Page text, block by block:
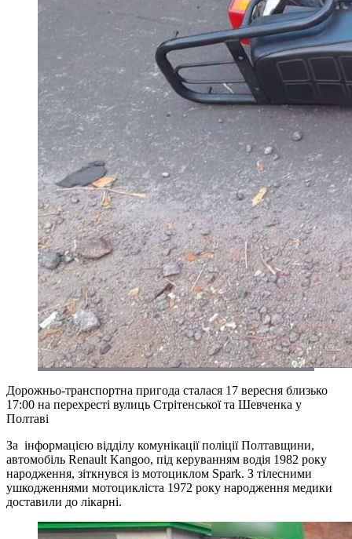
Дорожньо-транспортна пригода сталася 17 вересня близько
17:00 на перехресті вулиць Стрітенської та Шевченка у
Полтаві
За інформацією відділу комунікації поліції Полтавщини,
автомобіль Renault Kangoo, під керуванням водія 1982 року
народження, зіткнувся із мотоциклом Spark. З тілесними
ушкодженнями мотоцикліста 1972 року народження медики
доставили до лікарні.